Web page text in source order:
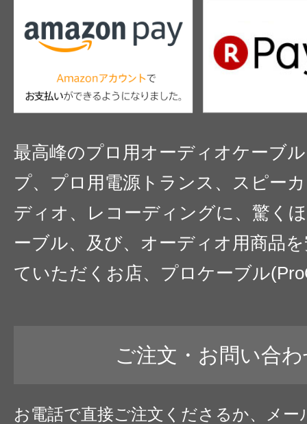
最高峰のプロ用オーディオケーブ
プ、プロ用電源トランス、スピー
ディオ、レコーディングに、驚く
ーブル、及び、オーディオ用商品
ていただくお店、プロケーブル
ご注文・お問い合
お電話で直接ご注文くださるか、メー